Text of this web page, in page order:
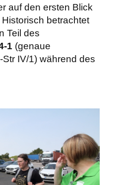
auf den ersten Blick
betrachtet
Teil des
1 (genaue
IV/1) während des